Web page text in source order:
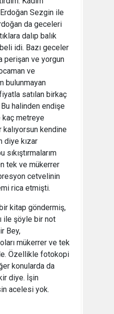
Sezgin ile
da geceleri
dalıp balık
idi. Bazı geceler
perişan ve yorgun
ve
bulunmayan
satılan birkaç
halinden endişe
metreye
kalıyorsun kendine
diye kızar
tek ve mükerrer
cetvelinin
rica etmişti.
kitap göndermiş,
ile şöyle bir not
Bey,
mükerrer ve tek
Özellikle fotokopi
konularda da
diye. İşin
acelesi yok.